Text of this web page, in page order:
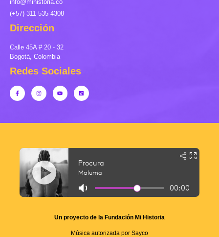
info@mihistoria.co
(+57) 311 535 4308
Dirección
Calle 45A # 20 - 32
Bogotá, Colombia
Redes Sociales
Un proyecto de la Fundación Mi Historia
Música autorizada por Sayco